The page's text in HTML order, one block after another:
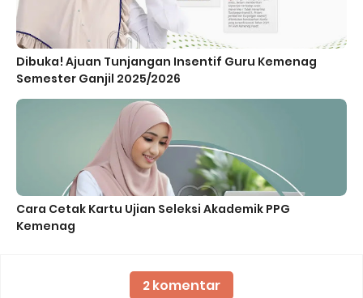
Dibuka! Ajuan Tunjangan Insentif Guru Kemenag
Semester Ganjil 2025/2026
Cara Cetak Kartu Ujian Seleksi Akademik PPG
Kemenag
2 komentar